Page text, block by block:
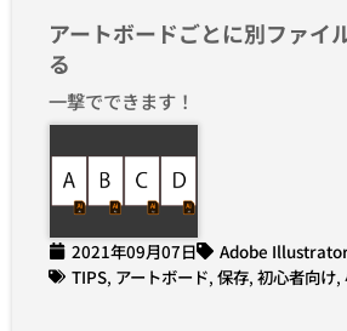
アートボードごとに別ファイ
る
一撃でできます！
2021年09月07日
Adobe
TIPS, アートボード, 保存, 初心者向け,